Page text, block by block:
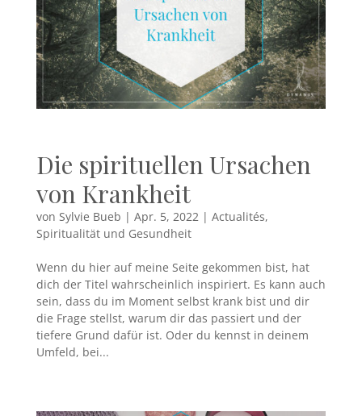
Die spirituellen Ursachen
von Krankheit
von Sylvie Bueb | Apr. 5, 2022 | Actualités,
Spiritualität und Gesundheit
Wenn du hier auf meine Seite gekommen bist, hat
dich der Titel wahrscheinlich inspiriert. Es kann auch
sein, dass du im Moment selbst krank bist und dir
die Frage stellst, warum dir das passiert und der
tiefere Grund dafür ist. Oder du kennst in deinem
Umfeld, bei...